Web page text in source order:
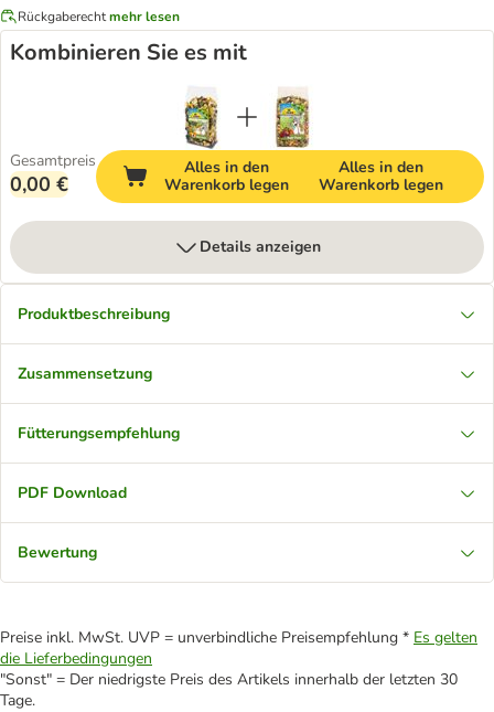
Rückgaberechtmehr lesen
Kombinieren Sie es mit
Gesamtpreis
0,00 €
Alles in den
Warenkorb legen
Alles in den
Warenkorb legen
Details anzeigen
Produktbeschreibung
Zusammensetzung
Fütterungsempfehlung
PDF Download
Bewertung
Preise inkl. MwSt. UVP = unverbindliche Preisempfehlung * Es gelten
die Lieferbedingungen
"Sonst" = Der niedrigste Preis des Artikels innerhalb der letzten 30
Tage.